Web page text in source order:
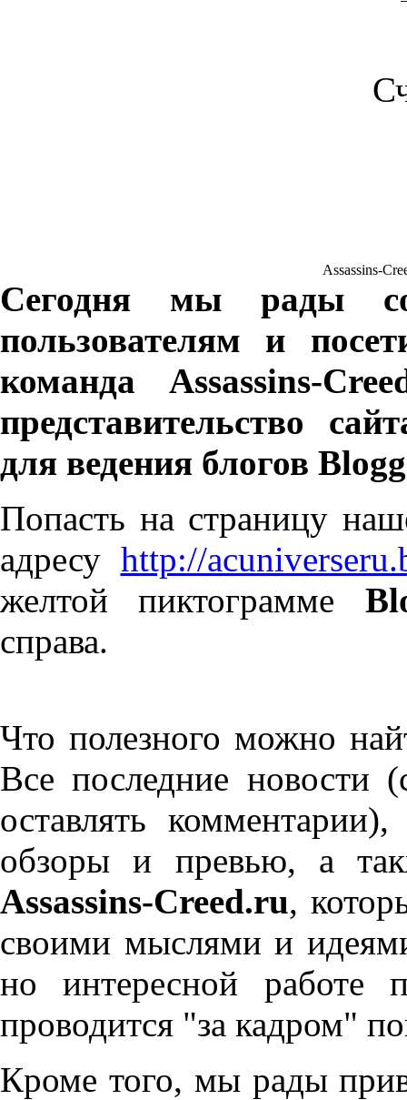
Assassins-
Сегодня мы рады
пользователям и
команда Assassins-
представительство
для ведения блогов
Попасть на страницу
адресу http://
желтой пиктограмме
справа.
Что полезного можно
Все последние новости
оставлять
обзоры и превью, а
Assassins-Creed.ru,
своими мыслями и
но интересной работе
проводится "за кадром"
Кроме того, мы рады